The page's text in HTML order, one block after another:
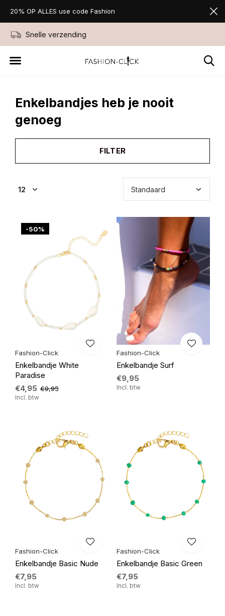
Snelle verzending
20% OP ALLES use code Fashion
Enkelbandjes heb je nooit
genoeg
FILTER
-50%
Fashion-Click
Enkelbandje White
Paradise
€4,95 €9,95
Incl. btw
Fashion-Click
Enkelbandje Surf
€9,95
Incl. btw
Fashion-Click
Enkelbandje Basic Nude
€7,95
Incl. btw
Fashion-Click
Enkelbandje Basic Green
€7,95
Incl. btw